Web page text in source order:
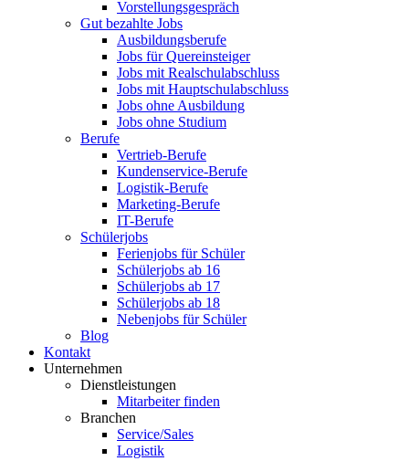
Vorstellungsgespräch
Gut bezahlte Jobs
Ausbildungsberufe
Jobs für Quereinsteiger
Jobs mit Realschulabschluss
Jobs mit Hauptschulabschluss
Jobs ohne Ausbildung
Jobs ohne Studium
Berufe
Vertrieb-Berufe
Kundenservice-Berufe
Logistik-Berufe
Marketing-Berufe
IT-Berufe
Schülerjobs
Ferienjobs für Schüler
Schülerjobs ab 16
Schülerjobs ab 17
Schülerjobs ab 18
Nebenjobs für Schüler
Blog
Kontakt
Unternehmen
Dienstleistungen
Mitarbeiter finden
Branchen
Service/Sales
Logistik